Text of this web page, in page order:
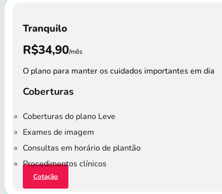
Tranquilo
R$34,90/mês
O plano para manter os cuidados importantes em dia
Coberturas
Coberturas do plano Leve
Exames de imagem
Consultas em horário de plantão
Procedimentos clínicos
Cotação